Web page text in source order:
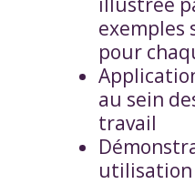
exemples
pour
au sein
travail
utilisation